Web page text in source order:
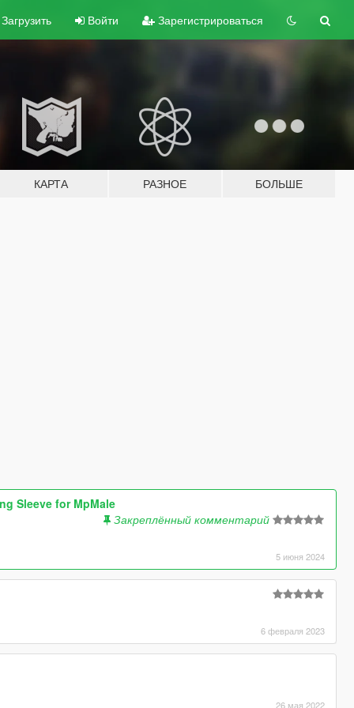
Войти Зарегистрироваться
КАРТА РАЗНОЕ БОЛЬШЕ
Sleeve for MpMale
Закреплённый комментарий
5 июня 2024
6 февраля 2023
26 мая 2022